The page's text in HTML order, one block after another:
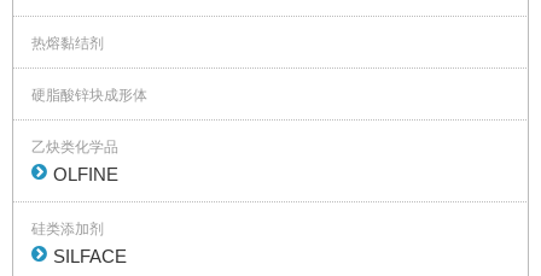
热熔黏结剂
硬脂酸锌块成形体
乙炔类化学品
OLFINE
硅类添加剂
SILFACE